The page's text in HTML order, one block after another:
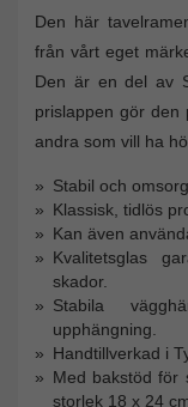
Den här
från vårt eget
Den är en del av
prislappen gör den
andra som vill ha
Stabil och
Klassisk, tidlös
Kan även
Kvalitetsglas
skador.
Stabila
upphängning.
Handtillverkad i
Med bakstöd för
storlek 18 x 24